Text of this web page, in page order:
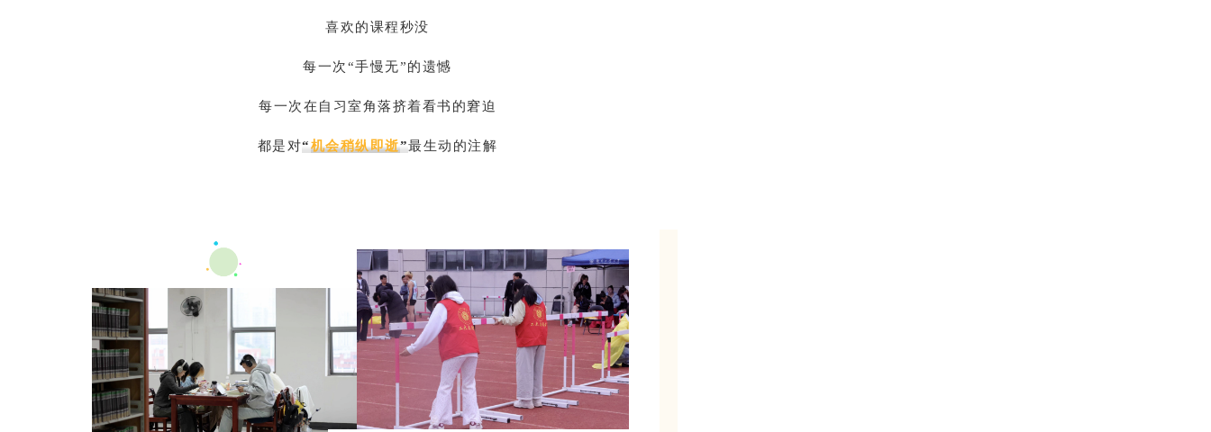
喜欢的课程秒没
每一次“手慢无”的遗憾
每一次在自习室角落挤着看书的窘迫
都是对“机会稍纵即逝”最生动的注解